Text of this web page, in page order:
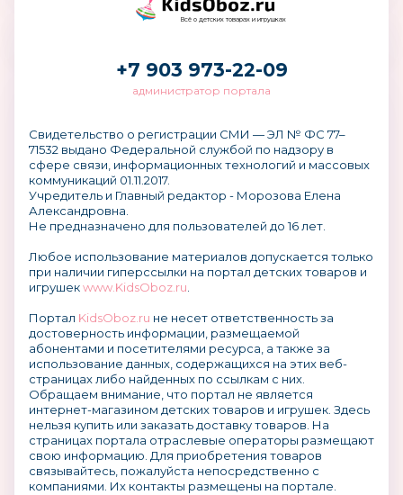
Всё о детских товарах и игрушках
+7 903 973-22-09
администратор портала
Свидетельство о регистрации СМИ — ЭЛ № ФС 77–
71532 выдано Федеральной службой по надзору в
сфере связи, информационных технологий и массовых
коммуникаций 01.11.2017.
Учредитель и Главный редактор - Морозова Елена
Александровна.
Не предназначено для пользователей до 16 лет.
Любое использование материалов допускается только
при наличии гиперссылки на портал детских товаров и
игрушекwww.KidsOboz.ru
Портал KidsOboz.ru не несет ответственность за
достоверность информации, размещаемой
абонентами и посетителями ресурса, а также за
использование данных, содержащихся на этих веб-
страницах либо найденных по ссылкам с них.
Обращаем внимание, что портал не является
интернет-магазином детских товаров и игрушек. Здесь
нельзя купить или заказать доставку товаров. На
страницах портала отраслевые операторы размещают
свою информацию. Для приобретения товаров
связывайтесь, пожалуйста непосредственно с
компаниями. Их контакты размещены на портале.